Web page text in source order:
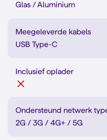
Glas / Aluminium
Meegeleverde kabels
USB Type-C
Inclusief oplader
Ondersteund netwerk
2G / 3G / 4G+ / 5G